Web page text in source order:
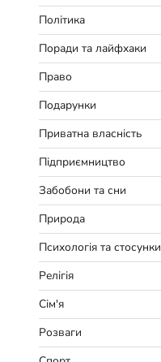
Політика
Поради та лайфхаки
Право
Подарунки
Приватна власність
Підприємництво
Забобони та сни
Природа
Психологія та стосунки
Релігія
Сім'я
Розваги